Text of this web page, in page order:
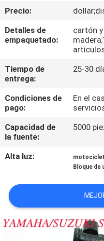
DE
ÉNTRENOS
EN
CON
PIDA
UNA
CITA
Precio:
Detalles de
empaquetado:
cartón
Tiempo de
entrega:
25-30
Condiciones de
pago:
En el
Capacidad de
la fuente:
5000
Alta luz:
Bloque de